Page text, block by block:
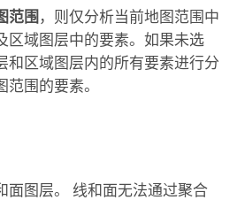
范围 ，则仅分析当前地图范围中
区域图层中的要素。如果未选
和区域图层内的所有要素进行分
围的要素。
面图层。 线和面无法通过聚合